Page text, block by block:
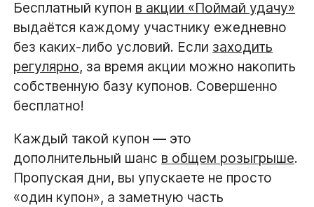
Бесплатный купон в акции «Поймай удачу»
выдаётся каждому участнику ежедневно
без каких-либо условий. Если заходить
регулярно, за время акции можно накопить
собственную базу купонов. Совершенно
бесплатно!
Каждый такой купон — это
дополнительный шанс в общем розыгрыше.
Пропуская дни, вы упускаете не просто
«один купон», а заметную часть